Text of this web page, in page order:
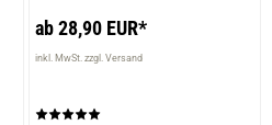
ab 28,90 EUR*
inkl. MwSt. zzgl. Versand